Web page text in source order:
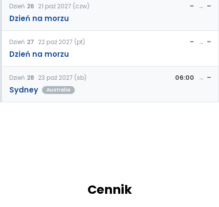
Dzień 26 21 paź 2027 (czw)
Dzień na morzu
– –
Dzień 27 22 paź 2027 (pt)
Dzień na morzu
– –
Dzień 28 23 paź 2027 (sb)
Sydney Australia
06:00 –
Cennik